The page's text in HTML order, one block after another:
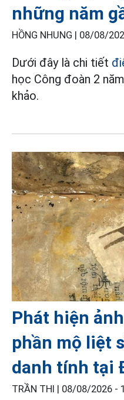
những năm
HỒNG NHUNG | 08/08/
Dưới đây là chi tiết
học Công đoàn 2
khảo.
Phát hiện
phần mộ liệt
danh tính tại
TRẦN THI | 08/08/2026 -